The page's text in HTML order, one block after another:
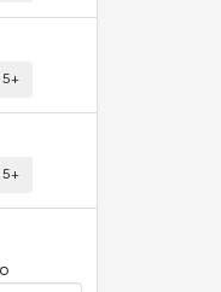
5+
5+